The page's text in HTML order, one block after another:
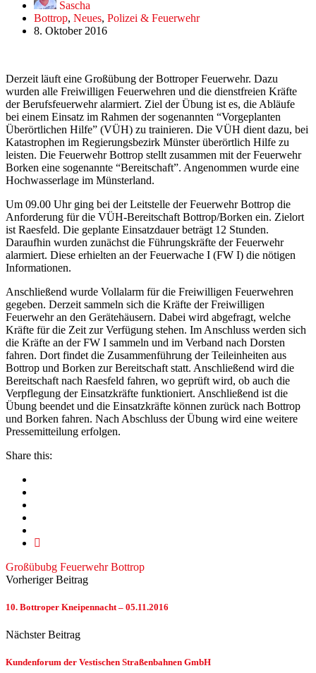
Sascha
Bottrop, Neues, Polizei & Feuerwehr
8. Oktober 2016
Derzeit läuft eine Großübung der Bottroper Feuerwehr. Dazu
wurden alle Freiwilligen Feuerwehren und die dienstfreien Kräfte
der Berufsfeuerwehr alarmiert. Ziel der Übung ist es, die Abläufe
bei einem Einsatz im Rahmen der sogenannten “Vorgeplanten
Überörtlichen Hilfe” (VÜH) zu trainieren. Die VÜH dient dazu, bei
Katastrophen im Regierungsbezirk Münster überörtlich Hilfe zu
leisten. Die Feuerwehr Bottrop stellt zusammen mit der Feuerwehr
Borken eine sogenannte “Bereitschaft”. Angenommen wurde eine
Hochwasserlage im Münsterland.
Um 09.00 Uhr ging bei der Leitstelle der Feuerwehr Bottrop die
Anforderung für die VÜH-Bereitschaft Bottrop/Borken ein. Zielort
ist Raesfeld. Die geplante Einsatzdauer beträgt 12 Stunden.
Daraufhin wurden zunächst die Führungskräfte der Feuerwehr
alarmiert. Diese erhielten an der Feuerwache I (FW I) die nötigen
Informationen.
Anschließend wurde Vollalarm für die Freiwilligen Feuerwehren
gegeben. Derzeit sammeln sich die Kräfte der Freiwilligen
Feuerwehr an den Gerätehäusern. Dabei wird abgefragt, welche
Kräfte für die Zeit zur Verfügung stehen. Im Anschluss werden sich
die Kräfte an der FW I sammeln und im Verband nach Dorsten
fahren. Dort findet die Zusammenführung der Teileinheiten aus
Bottrop und Borken zur Bereitschaft statt. Anschließend wird die
Bereitschaft nach Raesfeld fahren, wo geprüft wird, ob auch die
Verpflegung der Einsatzkräfte funktioniert. Anschließend ist die
Übung beendet und die Einsatzkräfte können zurück nach Bottrop
und Borken fahren. Nach Abschluss der Übung wird eine weitere
Pressemitteilung erfolgen.
Share this:
Großübubg Feuerwehr Bottrop
Vorheriger Beitrag
10. Bottroper Kneipennacht – 05.11.2016
Nächster Beitrag
Kundenforum der Vestischen Straßenbahnen GmbH